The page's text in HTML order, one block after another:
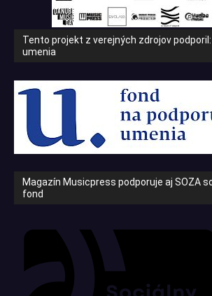
Tento projekt z verejných zdrojov
umenia
Magazín Musicpress podporuje aj SOZA
fond